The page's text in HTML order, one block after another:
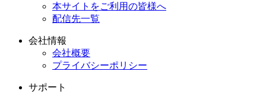
本サイトをご利用の皆様へ
配信先一覧
会社情報
会社概要
プライバシーポリシー
サポート